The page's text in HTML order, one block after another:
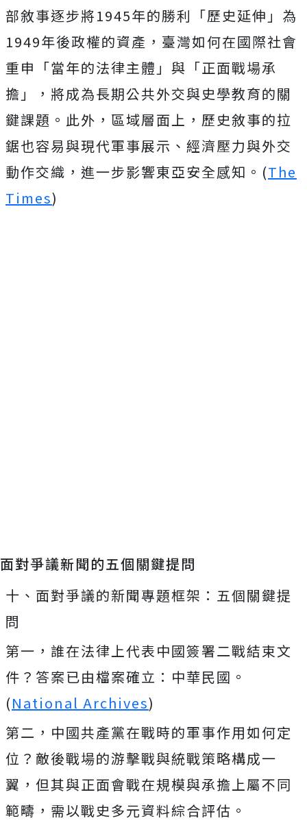
部敘事逐步將1945年的勝利「歷史延伸」為
1949年後政權的資產，臺灣如何在國際社會
重申「當年的法律主體」與「正面戰場承
擔」，將成為長期公共外交與史學教育的關
鍵課題。此外，區域層面上，歷史敘事的拉
鋸也容易與現代軍事展示、經濟壓力與外交
動作交織，進一步影響東亞安全感知。(The
Times)
面對爭議新聞的五個關鍵提問
十、面對爭議的新聞專題框架：五個關鍵提
問
第一，誰在法律上代表中國簽署二戰結束文
件？答案已由檔案確立：中華民國。
(National Archives)
第二，中國共產黨在戰時的軍事作用如何定
位？敵後戰場的游擊戰與統戰策略構成一
翼，但其與正面會戰在規模與承擔上屬不同
範疇，需以戰史多元資料綜合評估。